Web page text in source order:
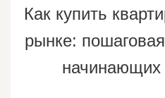
Как купить
рынке:
начинающих